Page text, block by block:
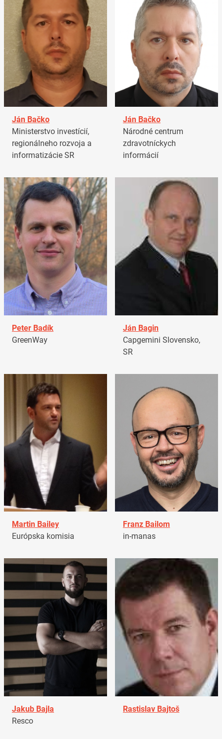
Ján Bačko
Ministerstvo investícií,
regionálneho rozvoja a
informatizácie SR
Ján Bačko
Národné centrum
zdravotníckych
informácií
Peter Badík
GreenWay
Ján Bagin
Capgemini Slovensko,
SR
Martin Bailey
Európska komisia
Franz Bailom
in-manas
Jakub Bajla
Resco
Rastislav Bajtoš